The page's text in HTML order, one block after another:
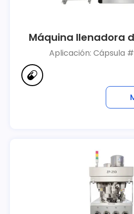
Máquina llenadora
Aplicación: Cápsula